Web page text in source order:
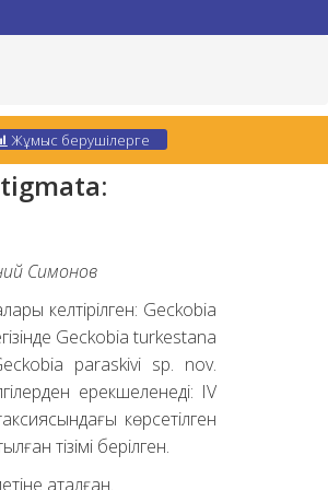
Жұмыс берушілерге
Симонов
келтірілген: Geckobia
Geckobia turkestana
paraskivi sp. nov.
ерекшеленеді: IV
көрсетілген
тізімі берілген.
аталған.